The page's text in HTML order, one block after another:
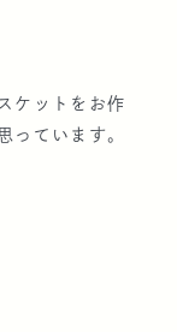
ケットをお作
っています。